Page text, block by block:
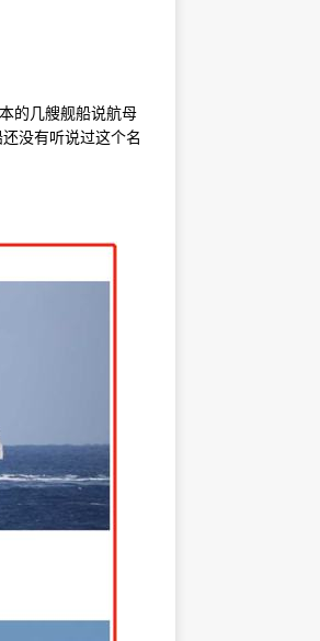
的几艘舰船说航母
没有听说过这个名